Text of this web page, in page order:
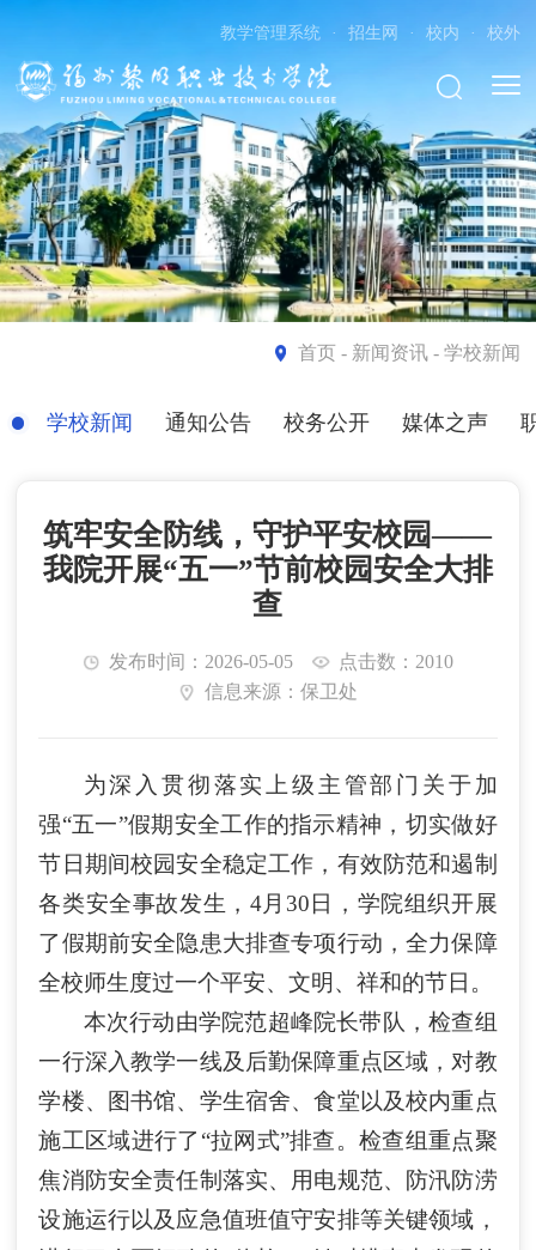
教学管理系统 · 招生网 · 校内 · 校外
首页- 新闻资讯 - 学校新闻
学校新闻 通知公告 校务公开 媒体之声
筑牢安全防线，守护平安校园——
我院开展“五一”节前校园安全大排
查
发布时间：2026-05-05
点击数：2010
信息来源：保卫处
为深入贯彻落实上级主管部门关于加
强“五一”假期安全工作的指示精神，切实做好
节日期间校园安全稳定工作，有效防范和遏制
各类安全事故发生，4月30日，学院组织开展
了假期前安全隐患大排查专项行动，全力保障
全校师生度过一个平安、文明、祥和的节日。
本次行动由学院范超峰院长带队，检查组
一行深入教学一线及后勤保障重点区域，对教
学楼、图书馆、学生宿舍、食堂以及校内重点
施工区域进行了 “拉网式”排查。检查组重点聚
焦消防安全责任制落实、用电规范、防汛防涝
设施运行以及应急值班值守安排等关键领域，